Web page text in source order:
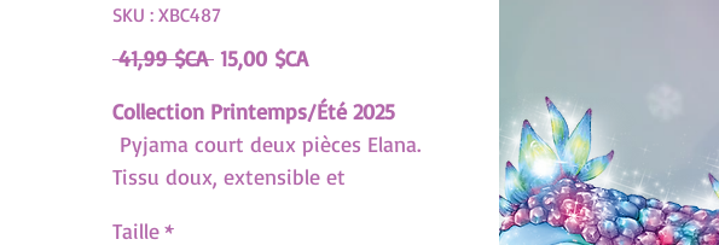
SKU : XBC487
41,99 $CA Prix
15,00 $CAPrix
Collection Printemps/Été 2025
Pyjama court deux pièces Elana.
Tissu doux, extensible et
Taille*